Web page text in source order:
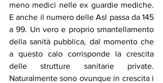
meno medici nelle ex guardie mediche.
E anche il numero delle Asl passa da 145
a 99. Un vero e proprio smantellamento
della sanità pubblica, dal momento che
a questo calo corrisponde la crescita
delle strutture sanitarie private.
Naturalmente sono ovunque in crescita i